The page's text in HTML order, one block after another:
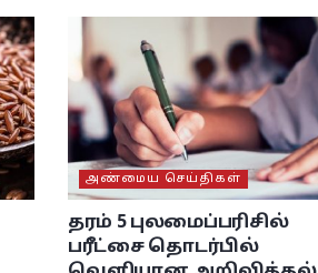
அண்மைய செய்திகள்
தரம் 5 புலமைப்பரிசில்
பரீட்சை தொடர்பில்